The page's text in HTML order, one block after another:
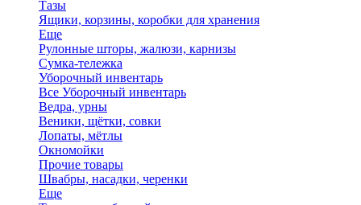
Тазы
Ящики, корзины, коробки для хранения
Еще
Рулонные шторы, жалюзи, карнизы
Сумка-тележка
Уборочный инвентарь
Все Уборочный инвентарь
Ведра, урны
Веники, щётки, совки
Лопаты, мётлы
Окномойки
Прочие товары
Швабры, насадки, черенки
Еще